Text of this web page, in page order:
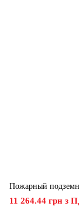
Пожарный
11 264.44 грн з